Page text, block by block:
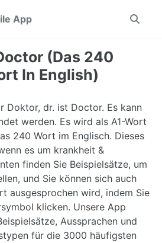
App
Toggle
(Das 240
In English)
Doktor, dr. ist Doctor. Es kann
werden. Es wird als A1-Wort
240 Wort im Englisch. Dieses
es um krankheit &
finden Sie Beispielsätze, um
und Sie können sich auch
ausgesprochen wird, indem Sie
klicken. Unsere App
Aussprachen und
für die 3000 häufigsten